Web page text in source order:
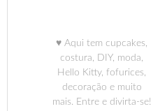
♥ Aqui tem cupcakes,
costura, DIY, moda,
Hello Kitty, fofurices,
decoração e muito
mais. Entre e divirta-se!